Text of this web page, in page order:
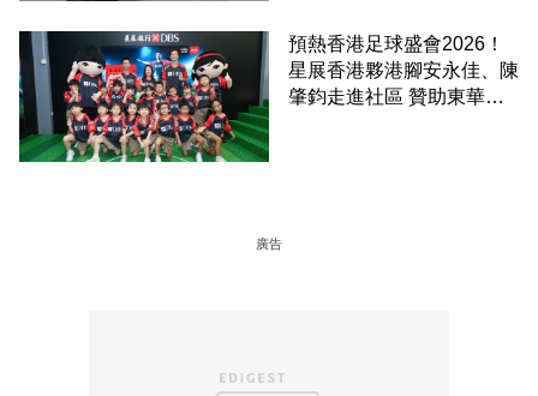
預熱香港足球盛會2026！
星展香港夥港腳安永佳、陳
肇鈞走進社區 贊助東華三
廣告